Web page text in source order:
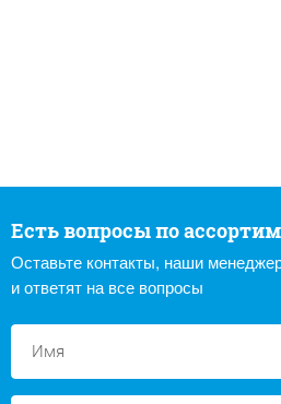
Есть вопросы по
Оставьте контакты, наши
и ответят на все вопросы